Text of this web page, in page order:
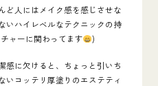
ど人にはメイク感を感じさせな
いハイレベルなテクニックの持
ャーに関わってます
)
感に欠けると、ちょっと引いち
いコッテリ厚塗りのエステティ